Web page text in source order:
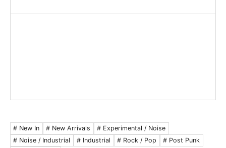
# New In # New Arrivals
# Experimental / Noise
# Noise / Industrial
# Industrial # Rock / Pop
# Post Punk